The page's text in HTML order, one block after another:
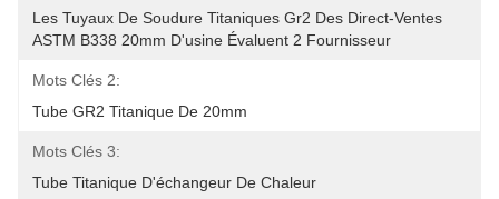
Les Tuyaux De Soudure Titaniques Gr2 Des Direct-Ventes
ASTM B338 20mm D'usine Évaluent 2 Fournisseur
Mots Clés 2:
Tube GR2 Titanique De 20mm
Mots Clés 3:
Tube Titanique D'échangeur De Chaleur